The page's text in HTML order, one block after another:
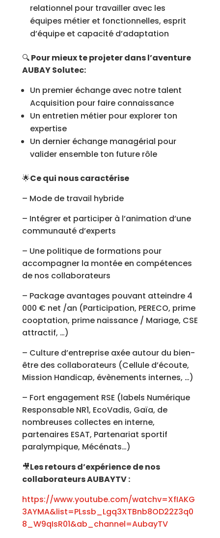
relationnel pour travailler avec les
équipes métier et fonctionnelles, esprit
d’équipe et capacité d’adaptation
🔍Pour mieux te projeter dans l’aventure
AUBAY Solutec:
Un premier échange avec notre talent
Acquisition pour faire connaissance
Un entretien métier pour explorer ton
expertise
Un dernier échange managérial pour
valider ensemble ton future rôle
🌟Ce qui nous caractérise
– Mode de travail hybride
– Intégrer et participer à l’animation d’une
communauté d’experts
– Une politique de formations pour
accompagner la montée en compétences
de nos collaborateurs
– Package avantages pouvant atteindre 4
000 € net /an (Participation, PERECO, prime
cooptation, prime naissance / Mariage, CSE
attractif, …)
– Culture d’entreprise axée autour du bien-
être des collaborateurs (Cellule d’écoute,
Mission Handicap, évènements internes, …)
– Fort engagement RSE (labels Numérique
Responsable NR1, EcoVadis, Gaïa, de
nombreuses collectes en interne,
partenaires ESAT, Partenariat sportif
paralympique, Mécénats…)
🎥Les retours d’expérience de nos
collaborateurs AUBAYTV :
https://www.youtube.com/watchv=XfIAKG
3AYMA&list=PLssb_Lgq3XTBnb8OD22Z3q0
8_W9qIsR01&ab_channel=AubayTV